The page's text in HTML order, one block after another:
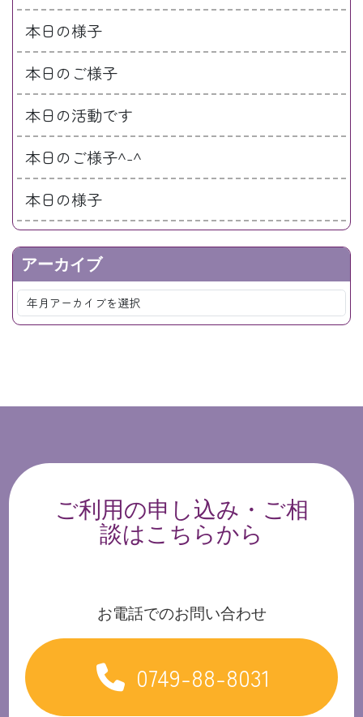
本日の様子
本日のご様子
本日の活動です
本日のご様子^-^
本日の様子
アーカイブ
ご利用の申し込み・ご相
談はこちらから
お電話でのお問い合わせ
0749-88-8031